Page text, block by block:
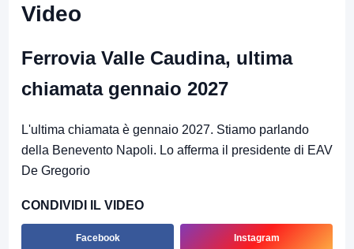
Video
Ferrovia Valle Caudina, ultima
chiamata gennaio 2027
L'ultima chiamata è gennaio 2027. Stiamo parlando
della Benevento Napoli. Lo afferma il presidente di EAV
De Gregorio
CONDIVIDI IL VIDEO
Facebook Instagram